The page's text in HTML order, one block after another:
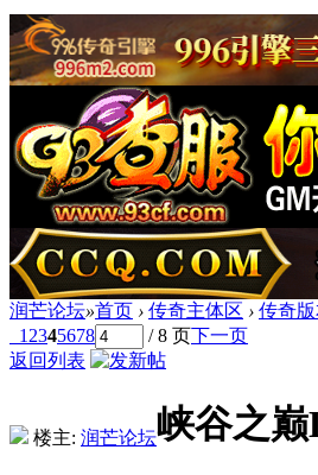
润芒论坛»首页 › 传奇主体区 › 传奇
1 2345678 / 8 页下一页
返回列表
楼主: 润芒论坛峡谷之